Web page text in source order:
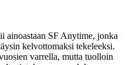
ainoastaan SF Anytime, jonka
kelvottomaksi tekeleeksi.
varrella, mutta tuolloin